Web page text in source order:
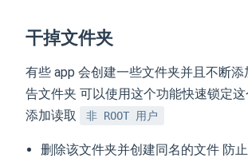
干掉文件夹
有些 app 会创建一些文件夹并且不断
告文件夹 可以使用这个功能快速锁定
添加读取
非 ROOT 用户
删除该文件夹并创建同名的文件 防